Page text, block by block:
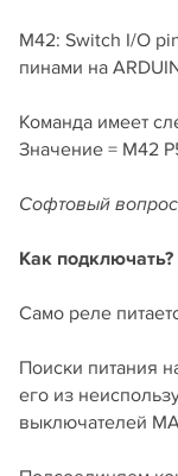
M42: Switch I/O
пинами на
Команда имеет
Значение = M42
Софтовый
Как подключать?
Само реле
Поиски питания
его из
выключателей